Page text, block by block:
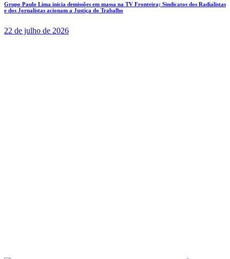
Grupo Paulo Lima inicia demissões em massa na TV Fronteira; Sindicatos dos Radialistas
e dos Jornalistas acionam a Justiça do Trabalho
22 de julho de 2026